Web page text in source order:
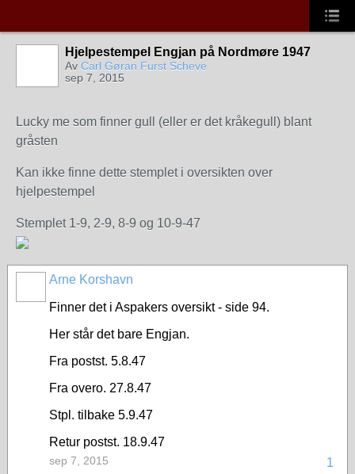
Hjelpestempel Engjan på Nordmøre 1947
Av Carl Gøran Furst Scheve
sep 7, 2015
Lucky me som finner gull (eller er det kråkegull) blant
gråsten
Kan ikke finne dette stemplet i oversikten over
hjelpestempel
Stemplet 1-9, 2-9, 8-9 og 10-9-47
Arne Korshavn
Finner det i Aspakers oversikt - side 94.
Her står det bare Engjan.
Fra postst. 5.8.47
Fra overo. 27.8.47
Stpl. tilbake 5.9.47
Retur postst. 18.9.47
1
sep 7, 2015